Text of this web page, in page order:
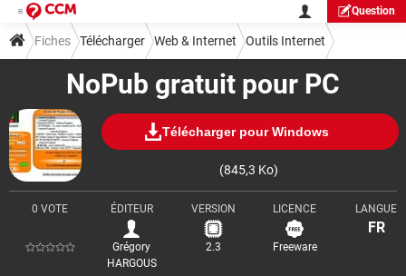
Question
NoPub gratuit pour PC
Télécharger pour Windows
(845,3 Ko)
0 VOTE ÉDITEUR
Grégory
HARGOUS
VERSION
2.3
LICENCE
Freeware
LANGUE
FR
Fiches Télécharger Web & Internet Outils Internet